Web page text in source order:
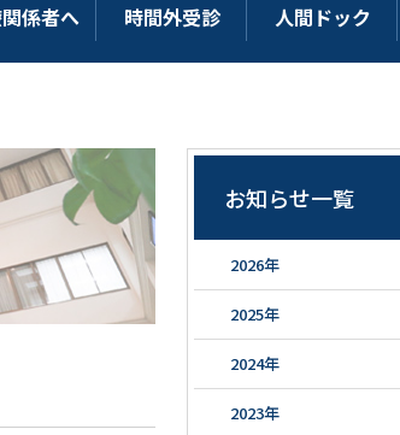
係者へ 時間外受診 人間ドック
お知らせ一覧
2026年
2025年
2024年
2023年